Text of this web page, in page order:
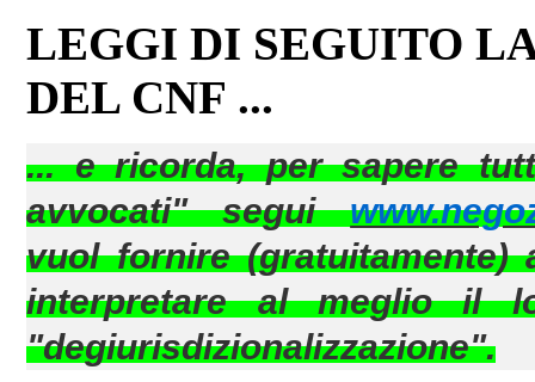
LEGGI DI SEGUITO
DEL CNF ...
... e ricorda, per sapere
avvocati" segui
vuol fornire
interpretare al meglio il
"degiurisdizionalizzazione".